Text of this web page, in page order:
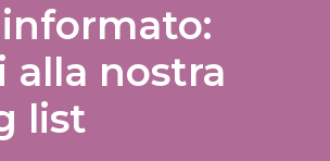
alla nostra
list